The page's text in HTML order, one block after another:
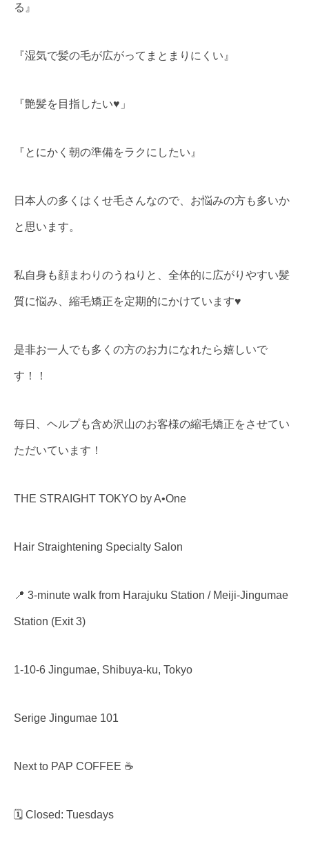
る』
『湿気で髪の毛が広がってまとまりにくい』
『艶髪を目指したい♥」
『とにかく朝の準備をラクにしたい』
日本人の多くはくせ毛さんなので、お悩みの方も多いか
と思います。
私自身も顔まわりのうねりと、全体的に広がりやすい髪
質に悩み、縮毛矯正を定期的にかけています♥
是非お一人でも多くの方のお力になれたら嬉しいで
す！！
毎日、ヘルプも含め沢山のお客様の縮毛矯正をさせてい
ただいています！
THE STRAIGHT TOKYO by A•One
Hair Straightening Specialty Salon
📍 3-minute walk from Harajuku Station / Meiji-Jingumae
Station (Exit 3)
1-10-6 Jingumae, Shibuya-ku, Tokyo
Serige Jingumae 101
Next to PAP COFFEE ☕️
🗓 Closed: Tuesdays